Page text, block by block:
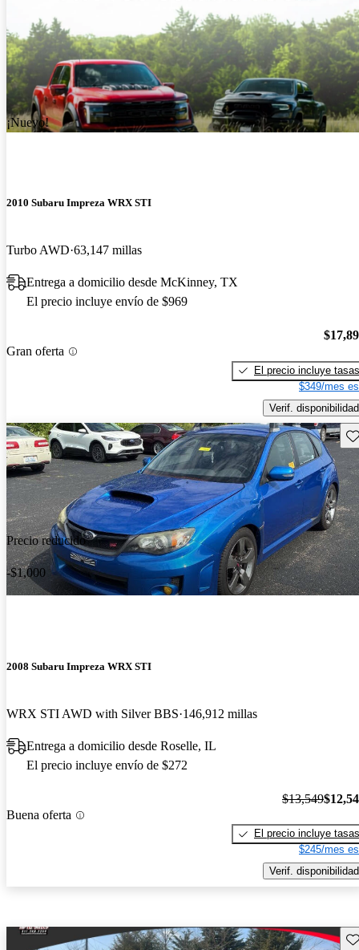
¡Nuevo!
2010 Subaru Impreza WRX STI
Turbo AWD 63,147 millas
Entrega a domicilio desde McKinney, TX
El precio incluye envío de $969
Gran oferta
El precio incluye tasas
$349/mes
Verif. disponibilidad
Precio reducido
-$1,000
2008 Subaru Impreza WRX STI
WRX STI AWD with Silver BBS 146,912 millas
Entrega a domicilio desde Roselle, IL
El precio incluye envío de $272
Buena oferta
$13,549
El precio incluye tasas
$245/mes
Verif. disponibilidad